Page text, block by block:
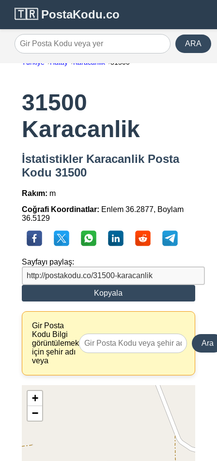
🇹🇷 PostaKodu.co
Gir Posta Kodu veya yer ARA
Türkiye Hatay Karacanlik 31500
31500
Karacanlik
İstatistikler Karacanlik Posta
Kodu 31500
Rakım: m
Coğrafi Koordinatlar: Enlem 36.2877, Boylam
36.5129
Sayfayı paylaş:
Kopyala
Gir Posta
Kodu Bilgi
görüntülemek
için şehir adı
veya
Ara
+
−